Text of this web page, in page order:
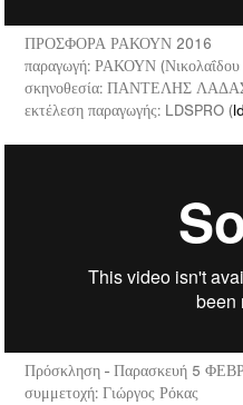
ΠΡΟΣΦΟΡΑ ΡΑΚΟΥΝ 2016
παραγωγή: ΡΑΚΟΥΝ (Νικολαΐδου
σκηνοθεσία: ΠΑΝΤΕΛΗΣ
εκτέλεση παραγωγής: LDSPRO (
Πρόσκληση - Παρασκευή 5
συμμετοχή: Γιώργος Ρόκας